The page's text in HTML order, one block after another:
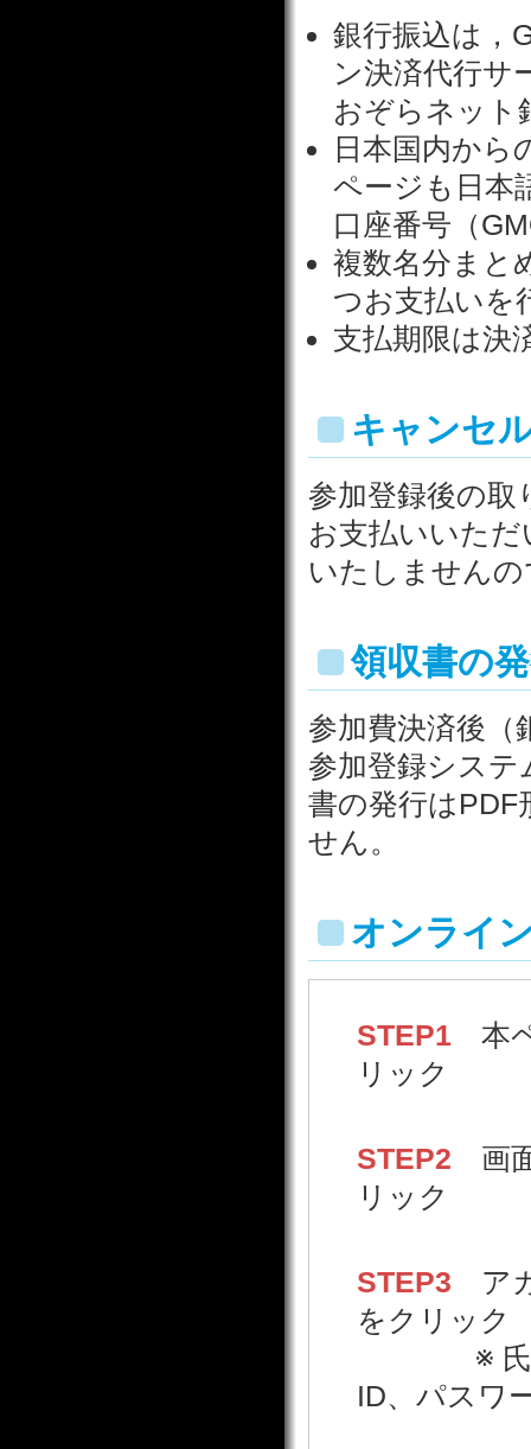
銀行振込は，
ン決済代⾏サ
おぞらネット
⽇本国内から
ページも⽇本
⼝座番号（
複数名分まと
つお支払いを
⽀払期限は決
キャンセ
参加登録後の
お支払いいた
いたしません
領収書の
参加費決済後（
参加登録シス
書の発行はPDF
せん。
オンライ
STEP1 本
リック
STEP2 画
リック
STEP3 ア
をクリック
※ 氏名、
ID、パスワ